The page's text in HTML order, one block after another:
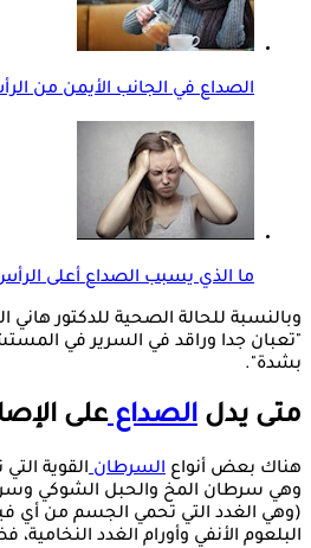
الصداع في الجانب الأيمن من
ما الذي يسبب الصداع أعلى
وبالنسبة للحالة الصحية للدكتور هاني
"تعبان جدا وراقد في السرير في
بشدة".
متى يدل الصداععلى
هناك بعض أنواع السرطانالقوية
وهي سرطان المخ والحبل الشوكي
(وهي الغدد التي تحمي الجسم من أي
البلعوم الأنفي وأورام الغدد